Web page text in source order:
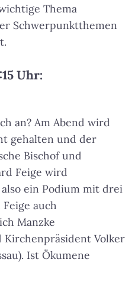
Thema
Schwerpunktthemen
Uhr:
an? Am Abend wird
gehalten und der
Bischof und
Feige wird
ein Podium mit drei
auch
Manzke
Kirchenpräsident Volker
Ist Ökumene